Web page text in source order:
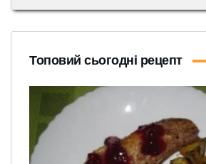
Топовий сьогодні рецепт